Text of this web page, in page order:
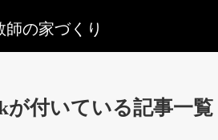
師の家づくり
が付いている記事一覧